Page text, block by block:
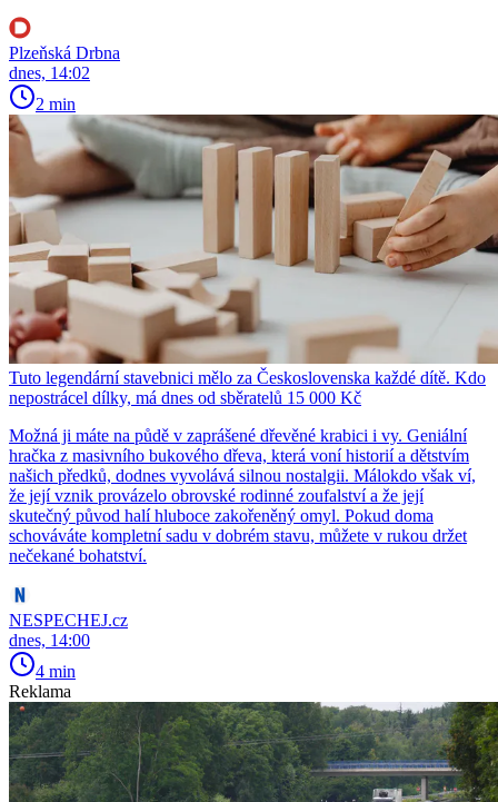
Plzeňská Drbna
dnes, 14:02
2 min
Tuto legendární stavebnici mělo za Československa každé dítě. Kdo
nepostrácel dílky, má dnes od sběratelů 15 000 Kč
Možná ji máte na půdě v zaprášené dřevěné krabici i vy. Geniální
hračka z masivního bukového dřeva, která voní historií a dětstvím
našich předků, dodnes vyvolává silnou nostalgii. Málokdo však ví,
že její vznik provázelo obrovské rodinné zoufalství a že její
skutečný původ halí hluboce zakořeněný omyl. Pokud doma
schováváte kompletní sadu v dobrém stavu, můžete v rukou držet
nečekané bohatství.
NESPECHEJ.cz
dnes, 14:00
4 min
Reklama